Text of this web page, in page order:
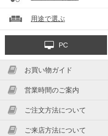
用途で選ぶ
PC
お買い物ガイド
営業時間のご案内
ご注文方法について
ご来店方法について